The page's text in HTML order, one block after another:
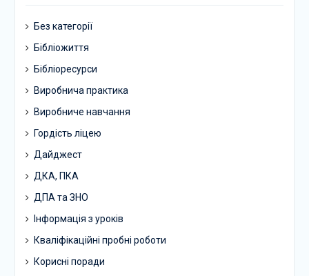
Без категорії
Бібліожиття
Бібліоресурси
Виробнича практика
Виробниче навчання
Гордість ліцею
Дайджест
ДКА, ПКА
ДПА та ЗНО
Інформація з уроків
Кваліфікаційні пробні роботи
Корисні поради